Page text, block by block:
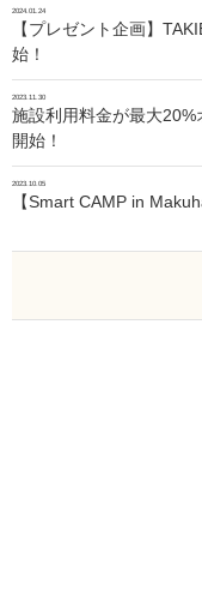
2024.01.24
【プレゼント企画】
始！
2023.11.30
施設利用料金が最大20%
開始！
2023.10.05
【Smart CAMP in